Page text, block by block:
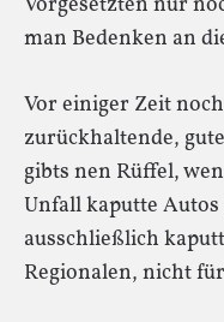
man Bedenken an
Vor einiger Zeit
zurückhaltende,
gibts nen Rüffel,
Unfall kaputte
ausschließlich
Regionalen, nicht